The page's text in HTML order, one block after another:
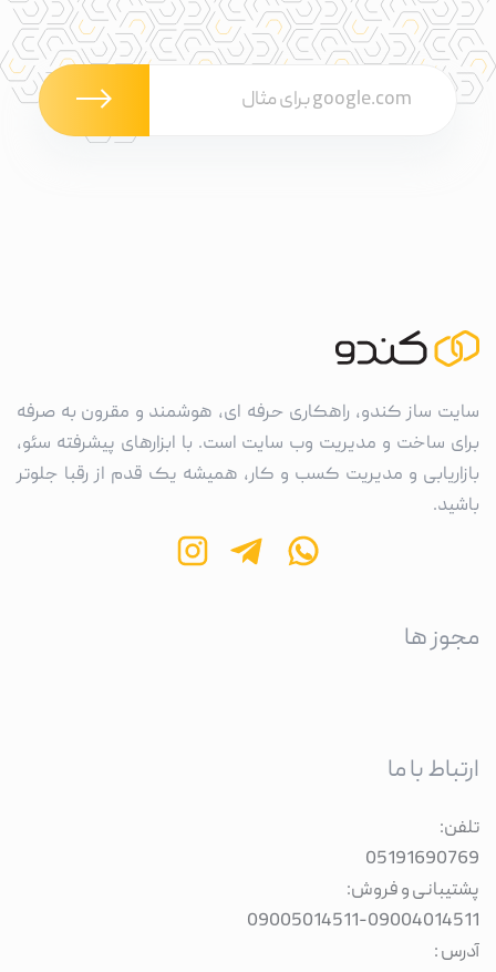
سایت ساز کندو، راهکاری حرفه ای، هوشمند و مقرون به صرفه
برای ساخت و مدیریت وب سایت است. با ابزارهای پیشرفته سئو،
بازاریابی و مدیریت کسب و کار، همیشه یک قدم از رقبا جلوتر
باشید.
مجوز ها
ارتباط با ما
تلفن:
05191690769
پشتیبانی و فروش:
09004014511
-
09005014511
آدرس :